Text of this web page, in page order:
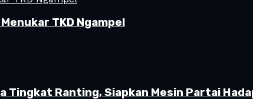
TKD Ngampel
Tingkat Ranting, Siapkan Mesin Partai